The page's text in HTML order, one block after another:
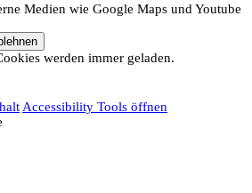
Medien wie Google Maps und Youtube
werden immer geladen.
Accessibility Tools öffnen